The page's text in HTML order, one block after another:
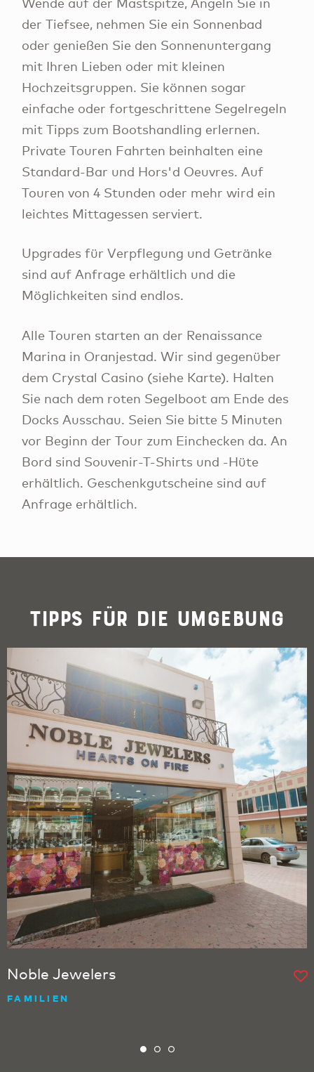
der Tiefsee, nehmen Sie ein Sonnenbad
oder genießen Sie den Sonnenuntergang
mit Ihren Lieben oder mit kleinen
Hochzeitsgruppen. Sie können sogar
einfache oder fortgeschrittene Segelregeln
mit Tipps zum Bootshandling erlernen.
Private Touren Fahrten beinhalten eine
Standard-Bar und Hors'd Oeuvres. Auf
Touren von 4 Stunden oder mehr wird ein
leichtes Mittagessen serviert.
Upgrades für Verpflegung und Getränke
sind auf Anfrage erhältlich und die
Möglichkeiten sind endlos.
Alle Touren starten an der Renaissance
Marina in Oranjestad. Wir sind gegenüber
dem Crystal Casino (siehe Karte). Halten
Sie nach dem roten Segelboot am Ende des
Docks Ausschau. Seien Sie bitte 5 Minuten
vor Beginn der Tour zum Einchecken da. An
Bord sind Souvenir-T-Shirts und -Hüte
erhältlich. Geschenkgutscheine sind auf
Anfrage erhältlich.
Tipps für die Umgebung
Noble Jewelers
FAMILIEN